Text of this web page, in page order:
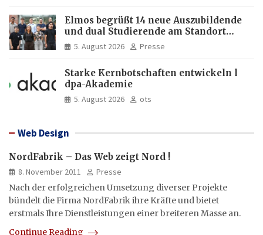
Elmos begrüßt 14 neue Auszubildende
und dual Studierende am Standort
Dortmund
5. August 2026 Presse
Starke Kernbotschaften entwickeln l
dpa-Akademie
5. August 2026 ots
Web Design
NordFabrik – Das Web zeigt Nord !
8. November 2011
Presse
Nach der erfolgreichen Umsetzung diverser Projekte
bündelt die Firma NordFabrik ihre Kräfte und bietet
erstmals Ihre Dienstleistungen einer breiteren Masse an.
Continue Reading